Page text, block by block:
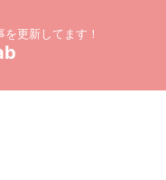
更新してます！